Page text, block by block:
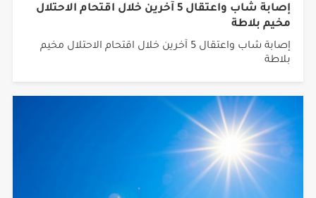
إصابة شاب واعتقال 5 آخرين خلال اقتحام الاحتلال
مخيم بلاطة
إصابة شاب واعتقال 5 آخرين خلال اقتحام الاحتلال مخيم
بلاطة